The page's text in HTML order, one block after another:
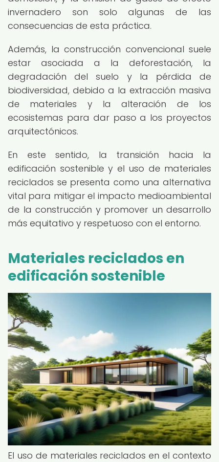
invernadero son solo algunas de las
consecuencias de esta práctica.
Además, la construcción convencional suele
estar asociada a la deforestación, la
degradación del suelo y la pérdida de
biodiversidad, debido a la extracción masiva
de materiales y la alteración de los
ecosistemas para dar paso a los proyectos
arquitectónicos.
En este sentido, la transición hacia la
edificación sostenible y el uso de materiales
reciclados se presenta como una alternativa
vital para mitigar el impacto medioambiental
de la construcción y promover un desarrollo
más equitativo y respetuoso con el entorno.
Materiales reciclados en
edificación sostenible
El uso de materiales reciclados en el contexto